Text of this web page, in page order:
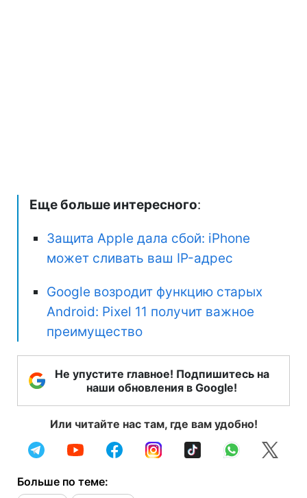
Еще больше интересного:
Защита Apple дала сбой: iPhone
может сливать ваш IP-адрес
Google возродит функцию старых
Android: Pixel 11 получит важное
преимущество
Не упустите главное! Подпишитесь на
наши обновления в Google!
Или читайте нас там, где вам удобно!
Больше по теме: